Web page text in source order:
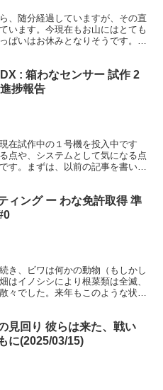
、随分経過していますが、その直
います。今現在もお山にはとても
ぱいはお休みとなりそうです。箱
: 箱わなセンサー 試作 2
捗報告
在試作中の１号機を投入中です
点や、システムとして気になる点
す。まずは、以前の記事を書いた
ィング ー わな免許取得 準
き、ビワは何かの動物（もしかし
はイノシシにより根菜類は全滅、
々でした。来年もこのような状況
見回り 彼らは来た、戦い
に(2025/03/15)